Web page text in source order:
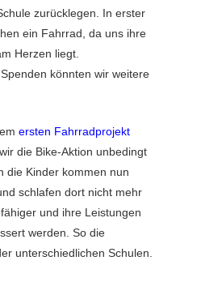
zurücklegen. In erster
ein Fahrrad, da uns ihre
Herzen liegt.
könnten wir weitere
ersten Fahrradprojekt
die Bike-Aktion unbedingt
die Kinder kommen nun
schlafen dort nicht mehr
und ihre Leistungen
werden. So die
unterschiedlichen Schulen.